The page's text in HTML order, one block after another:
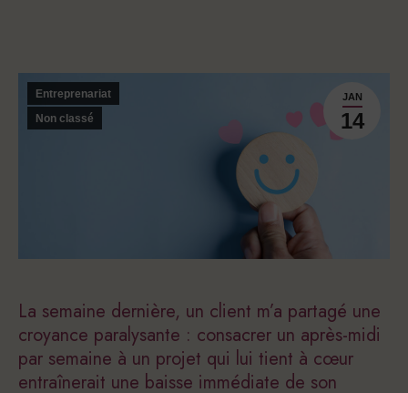
JAN
14
Entreprenariat
Non classé
La semaine dernière, un client m’a partagé une
croyance paralysante : consacrer un après-midi
par semaine à un projet qui lui tient à cœur
entraînerait une baisse immédiate de son